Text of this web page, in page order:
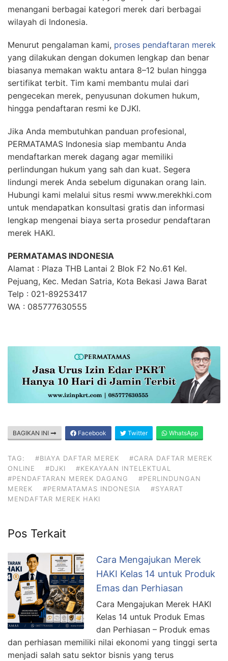
menangani berbagai kategori merek dari berbagai
wilayah di Indonesia.
Menurut pengalaman kami, proses pendaftaran merek
yang dilakukan dengan dokumen lengkap dan benar
biasanya memakan waktu antara 8–12 bulan hingga
sertifikat terbit. Tim kami membantu mulai dari
pengecekan merek, penyusunan dokumen hukum,
hingga pendaftaran resmi ke DJKI.
Jika Anda membutuhkan panduan profesional,
PERMATAMAS Indonesia siap membantu Anda
mendaftarkan merek dagang agar memiliki
perlindungan hukum yang sah dan kuat. Segera
lindungi merek Anda sebelum digunakan orang lain.
Hubungi kami melalui situs resmi www.merekhki.com
untuk mendapatkan konsultasi gratis dan informasi
lengkap mengenai biaya serta prosedur pendaftaran
merek HAKI.
PERMATAMAS INDONESIA
Alamat : Plaza THB Lantai 2 Blok F2 No.61 Kel.
Pejuang, Kec. Medan Satria, Kota Bekasi Jawa Barat
Telp : 021-89253417
WA : 085777630555
BAGIKAN INI Facebook Twitter WhatsApp
TAG: #BIAYA DAFTAR MEREK
#CARA DAFTAR MEREK
ONLINE
#DJKI
#KEKAYAAN INTELEKTUAL
#PENDAFTARAN MEREK DAGANG
#PERLINDUNGAN
MEREK
#PERMATAMAS INDONESIA
#SYARAT
MENDAFTAR MEREK HAKI
Pos Terkait
Cara Mengajukan Merek
HAKI Kelas 14 untuk Produk
Emas dan Perhiasan
Cara Mengajukan Merek HAKI
Kelas 14 untuk Produk Emas
dan Perhiasan – Produk emas
dan perhiasan memiliki nilai ekonomi yang tinggi serta
menjadi salah satu sektor bisnis yang terus